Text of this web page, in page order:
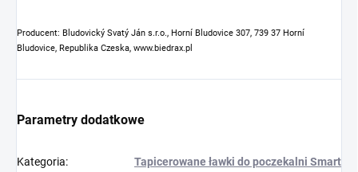
Producent: Bludovický Svatý Ján s.r.o., Horní Bludovice 307, 739 37 Horní
Bludovice, Republika Czeska, www.biedrax.pl
Parametry dodatkowe
Kategoria: Tapicerowane ławki do poczekalni Smart